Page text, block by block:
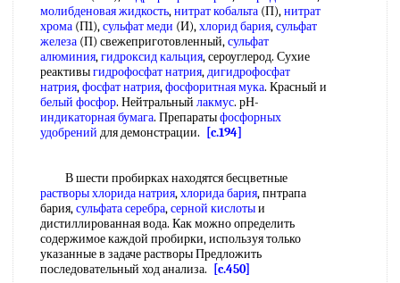
молибденовая жидкость,нитрат кобальта (П),нитрат
хрома (П1),сульфат меди (И),хлорид бария,сульфат
железа (П) свежеприготовленный,сульфат
алюминия,гидроксид кальция, сероуглерод. Сухие
реактивыгидрофосфат натрия,дигидрофосфат
натрия,фосфат натрия,фосфоритная мука. Красный и
белый фосфор. Нейтральный лакмус. рН-
индикаторная бумага. Препаратыфосфорных
удобрений для демонстрации. [c.194]
В шести пробирках находятся бесцветные
растворы хлорида натрия,хлорида бария, пнтрапа
бария,сульфата серебра,серной кислотыи
дистиллированная вода. Как можно определить
содержимое каждой пробирки, используя только
указанные в задаче растворы Предложить
последовательный ход анализа.
[c.450]